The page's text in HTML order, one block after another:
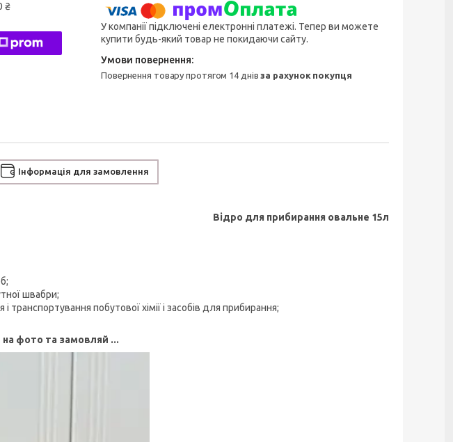
₴
У компанії підключені електронні платежі. Тепер ви можете
купити будь-який товар не покидаючи сайту.
повернення товару протягом 14 днівза рахунок покупця
Інформація для замовлення
Відро для прибирання овальне 15л
швабри;
побутової хімії і засобів для прибирання;
фото та замовляй ...